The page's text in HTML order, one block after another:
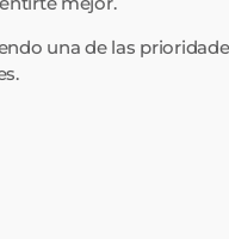
una de las